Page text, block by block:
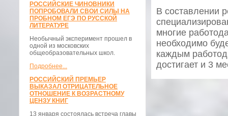
РОССИЙСКИЕ ЧИНОВНИКИ
ПОПРОБОВАЛИ СВОИ СИЛЫ НА
ПРОБНОМ ЕГЭ ПО РУССКОЙ
ЛИТЕРАТУРЕ
Необычный эксперимент прошел в
одной из московских
общеобразовательных школ.
Подробнее...
РОССИЙСКИЙ ПРЕМЬЕР
ВЫКАЗАЛ ОТРИЦАТЕЛЬНОЕ
ОТНОШЕНИЕ К ВОЗРАСТНОМУ
ЦЕНЗУ КНИГ
13 января состоялась встреча главы
В составлении
многие
необходимо
каждым
достигает и 3